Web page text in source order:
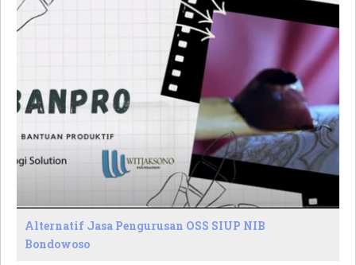
Alternatif Jasa Pengurusan OSS SIUP NIB
Bondowoso